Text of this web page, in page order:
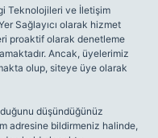
Teknolojileri ve İletişim
Sağlayıcı olarak hizmet
proaktif olarak denetleme
Ancak, üyelerimiz
olup, siteye üye olarak
düşündüğünüz
adresine bildirmeniz halinde,